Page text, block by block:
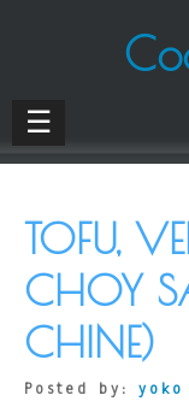
☰
TOFU,
CHOY
CHINE)
Posted by: yoko